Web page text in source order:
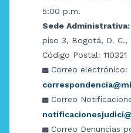
5:00 p.m.
Sede Administrativa:
piso 3, Bogotá, D. C.,
Código Postal: 110321
Correo electrónico:
Correo
Correo Denuncias